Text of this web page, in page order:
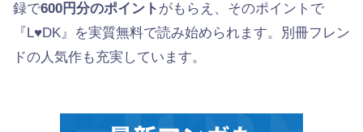
録で600円分のポイント がもらえ、そのポイントで
『L♥DK』を実質無料で読み始められます。別冊フレン
ドの人気作も充実しています。